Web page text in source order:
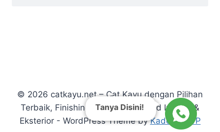
© 2026 catkayu.net – Cat Kayu dengan Pilihan
Terbaik, Finishing Kayu Warna Solid Interior &
Eksterior - WordPress Theme byKadence WP
Tanya Disini!